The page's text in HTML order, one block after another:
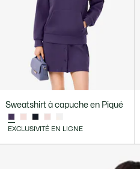
Sweatshirt à capuche en Piqué
EXCLUSIVITÉ EN LIGNE